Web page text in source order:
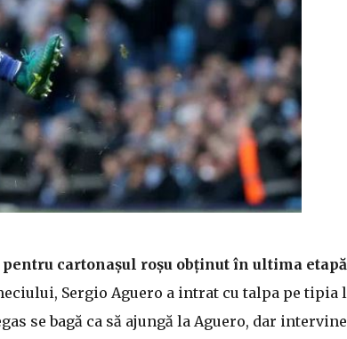
cartonașul roșu obținut în ultima etapă
Sergio Aguero a intrat cu talpa pe tipia
se bagă ca să ajungă la Aguero, dar intervine